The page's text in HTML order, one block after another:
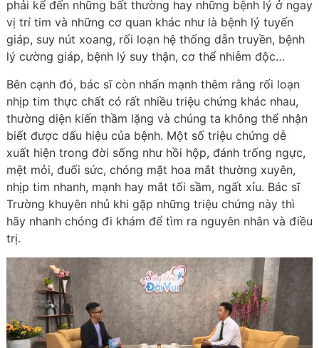
phải kể đến những bất thường hay những bệnh lý ở ngay
vị trí tim và những cơ quan khác như là bệnh lý tuyến
giáp, suy nút xoang, rối loạn hệ thống dẫn truyền, bệnh
lý cường giáp, bệnh lý suy thận, cơ thể nhiễm độc…
Bên cạnh đó, bác sĩ còn nhấn mạnh thêm rằng rối loạn
nhịp tim thực chất có rất nhiều triệu chứng khác nhau,
thường diện kiến thầm lặng và chúng ta không thể nhận
biết được dấu hiệu của bệnh. Một số triệu chứng dễ
xuất hiện trong đời sống như hồi hộp, đánh trống ngực,
mệt mỏi, đuối sức, chóng mặt hoa mắt thường xuyên,
nhịp tim nhanh, mạnh hay mắt tối sầm, ngất xỉu. Bác sĩ
Trường khuyên nhủ khi gặp những triệu chứng này thì
hãy nhanh chóng đi khám để tìm ra nguyên nhân và điều
trị.